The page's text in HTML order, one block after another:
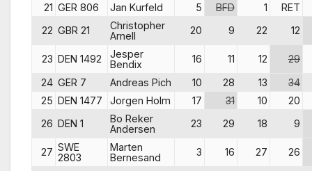
21 GER 806 Jan Kurfeld 5 BFD 1
RET
22 GBR 21
Christopher
Arnell
20 9 22 12
23 DEN 1492
Jesper
Bendix
16 11 12
29
24 GER 7 Andreas Pich 10 28 13
34
25 DEN 1477 Jorgen Holm 17 31 10
20
26 DEN 1
Bo Reker
Andersen
23 29 18 9
27 SWE
2803
Marten
Bernesand
3 16 27
26